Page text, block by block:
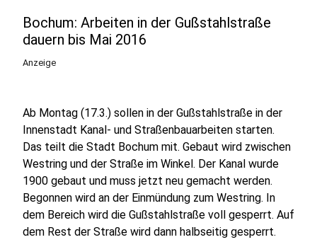
Bochum: Arbeiten in der Gußstahlstraße
dauern bis Mai 2016
Anzeige
Ab Montag (17.3.) sollen in der Gußstahlstraße in der
Innenstadt Kanal- und Straßenbauarbeiten starten.
Das teilt die Stadt Bochum mit. Gebaut wird zwischen
Westring und der Straße im Winkel. Der Kanal wurde
1900 gebaut und muss jetzt neu gemacht werden.
Begonnen wird an der Einmündung zum Westring. In
dem Bereich wird die Gußstahlstraße voll gesperrt. Auf
dem Rest der Straße wird dann halbseitig gesperrt.